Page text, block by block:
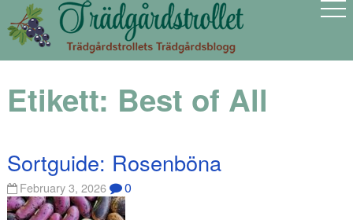
Etikett: Best of All
Sortguide: Rosenböna
February 3, 2026 0